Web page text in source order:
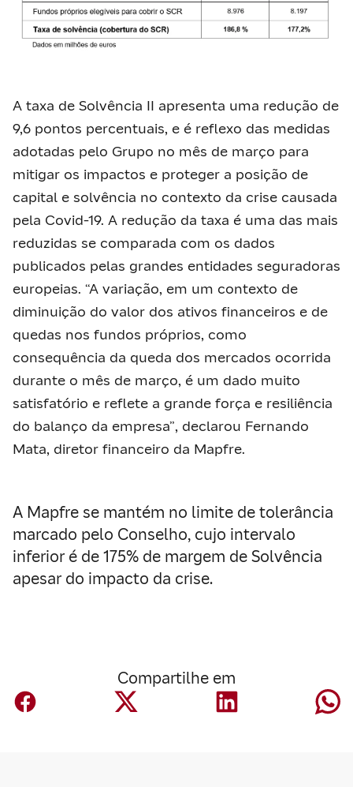
A taxa de Solvência II apresenta uma redução de
9,6 pontos percentuais, e é reflexo das medidas
adotadas pelo Grupo no mês de março para
mitigar os impactos e proteger a posição de
capital e solvência no contexto da crise causada
pela Covid-19. A redução da taxa é uma das mais
reduzidas se comparada com os dados
publicados pelas grandes entidades seguradoras
europeias. “A variação, em um contexto de
diminuição do valor dos ativos financeiros e de
quedas nos fundos próprios, como
consequência da queda dos mercados ocorrida
durante o mês de março, é um dado muito
satisfatório e reflete a grande força e resiliência
do balanço da empresa”, declarou Fernando
Mata, diretor financeiro da Mapfre.
A Mapfre se mantém no limite de tolerância
marcado pelo Conselho, cujo intervalo
inferior é de 175% de margem de Solvência
apesar do impacto da crise.
Compartilhe em